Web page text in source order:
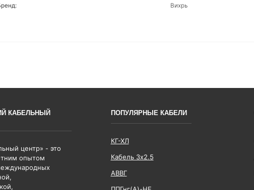
Вихрь
КАБЕЛЬНЫЙ
центр» - это
опытом
ПОПУЛЯРНЫЕ КАБЕЛИ
КГ-ХЛ
Кабель 3x2.5
АВВГ